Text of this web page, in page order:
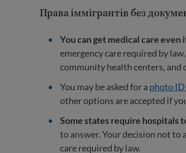
Права іммігрантів без
You can get medical care
emergency care required by
community health centers, and
You may be asked for a photo ID
other options are accepted if
Some states require hospitals
to answer. Your decision not
care required by law.